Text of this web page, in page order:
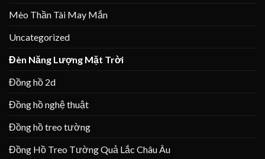
Mèo Thần Tài May Mắn
Uncategorized
Đèn Năng Lượng Mặt Trời
Đồng hồ 2d
Đồng hồ nghệ thuật
Đồng hồ treo tường
Đồng Hồ Treo Tường Quả Lắc Châu Âu